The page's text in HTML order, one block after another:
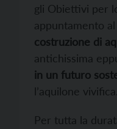
gli Obiettivi per
appuntamento
costruzione di
antichissima
in un futuro
l’aquilone vivifica.
Per tutta la